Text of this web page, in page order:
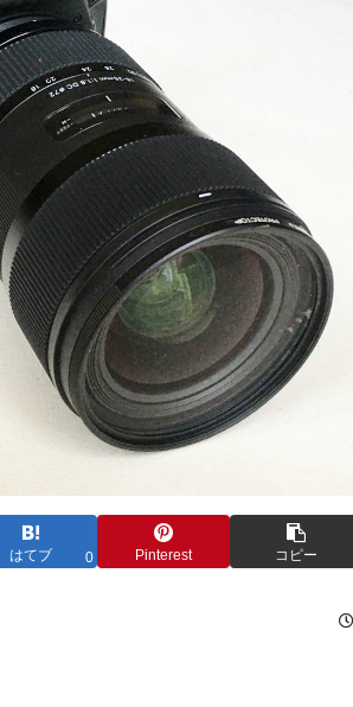
はてブ 0 Pinterest コピー